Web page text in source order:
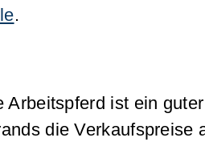
.
Arbeitspferd ist ein guter
die Verkaufspreise